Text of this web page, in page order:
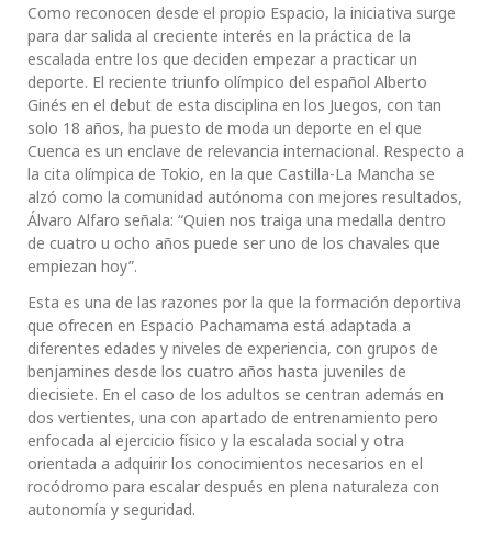
Como reconocen desde el propio Espacio, la iniciativa surge
para dar salida al creciente interés en la práctica de la
escalada entre los que deciden empezar a practicar un
deporte. El reciente triunfo olímpico del español Alberto
Ginés en el debut de esta disciplina en los Juegos, con tan
solo 18 años, ha puesto de moda un deporte en el que
Cuenca es un enclave de relevancia internacional. Respecto a
la cita olímpica de Tokio, en la que Castilla-La Mancha se
alzó como la comunidad autónoma con mejores resultados,
Álvaro Alfaro señala: “Quien nos traiga una medalla dentro
de cuatro u ocho años puede ser uno de los chavales que
empiezan hoy”.
Esta es una de las razones por la que la formación deportiva
que ofrecen en Espacio Pachamama está adaptada a
diferentes edades y niveles de experiencia, con grupos de
benjamines desde los cuatro años hasta juveniles de
diecisiete. En el caso de los adultos se centran además en
dos vertientes, una con apartado de entrenamiento pero
enfocada al ejercicio físico y la escalada social y otra
orientada a adquirir los conocimientos necesarios en el
rocódromo para escalar después en plena naturaleza con
autonomía y seguridad.